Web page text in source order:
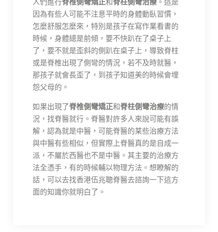
因為有些人可能不注意平時的身體動臥習慣，
怎麼舒服怎麼來，特別是孩子在寫作業看書的
時候，身體總是前傾，要不快趴在了桌子上
了，要不就是歪斜的側趴在桌子上，導致脊柱
或是脊椎出現了側彎的情況，若不及時就醫，
那孩子就會長歪了，到孩子知道美的時候會埋
怨父母的。
如果出現了脊椎側彎矯正和脊柱側彎治療的情
況，找脊醫就行。脊醫對許多人來說可能有誤
解，認為就是中醫，可能脊醫的某些治療方法
與中醫有些相似，但實際上脊醫真的是自成一
派，不屬於西醫也不是中醫。其主要的治療方
法全憑手，有的時候輔以物理方法。想瞭解的
話，可以去找香港伍兆聰脊醫去諮詢一下這方
面的知識你就明白了。